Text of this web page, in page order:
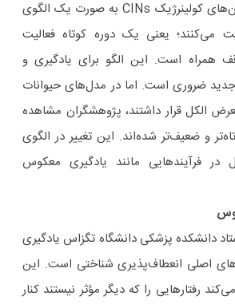
در شرایط عادی، نورون‌های کولینرژیک CINs به صورت یک الگوی
می‌کنند؛ یعنی یک دوره کوتاه فعالیت
همراه است. این الگو برای یادگیری و
جدید ضروری است. اما در مدل‌های حیوانات
الکل قرار داشتند، پژوهشگران مشاهده
و ضعیف‌تر شده‌اند. این تغییر در الگوی
در فرآیندهایی مانند یادگیری معکوس
دانشکده پزشکی دانشگاه تگزاس یادگیری
اصلی انعطاف‌پذیری شناختی است. این
رفتارهایی را که دیگر مؤثر نیستند کنار